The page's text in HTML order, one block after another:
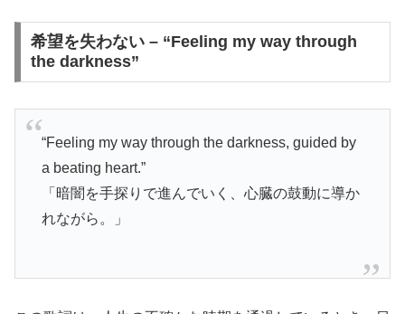
希望を失わない – “Feeling my way through
the darkness”
“Feeling my way through the darkness, guided by
a beating heart.”
「暗闇を手探りで進んでいく、心臓の鼓動に導か
れながら。」